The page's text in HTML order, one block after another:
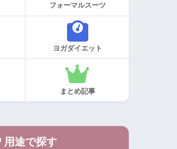
フォーマルスーツ
ヨガダイエット
まとめ記事
用途で探す